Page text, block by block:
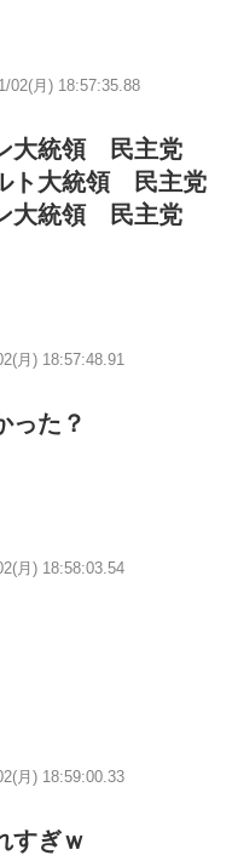
02(月) 18:57:35.88
大統領 民主党
ト大統領 民主党
大統領 民主党
月) 18:57:48.91
った？
月) 18:58:03.54
月) 18:59:00.33
すぎｗ